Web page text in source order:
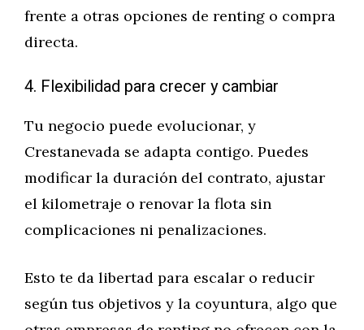
frente a otras opciones de renting o compra
directa.
4. Flexibilidad para crecer y cambiar
Tu negocio puede evolucionar, y
Crestanevada se adapta contigo. Puedes
modificar la duración del contrato, ajustar
el kilometraje o renovar la flota sin
complicaciones ni penalizaciones.
Esto te da libertad para escalar o reducir
según tus objetivos y la coyuntura, algo que